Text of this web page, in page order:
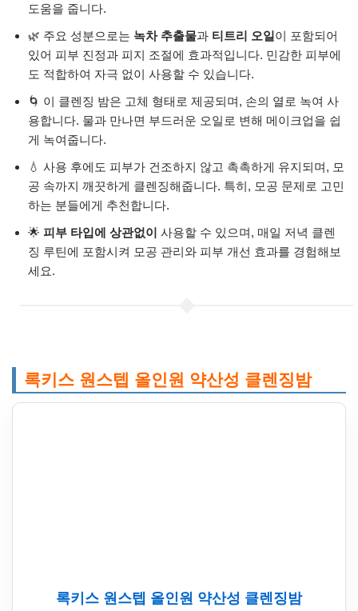
도움을 줍니다.
🌿 주요 성분으로는 녹차 추출물과 티트리 오일이 포함되어
있어 피부 진정과 피지 조절에 효과적입니다. 민감한 피부에
도 적합하여 자극 없이 사용할 수 있습니다.
🌀 이 클렌징 밤은 고체 형태로 제공되며, 손의 열로 녹여 사
용합니다. 물과 만나면 부드러운 오일로 변해 메이크업을 쉽
게 녹여줍니다.
💧 사용 후에도 피부가 건조하지 않고 촉촉하게 유지되며, 모
공 속까지 깨끗하게 클렌징해줍니다. 특히, 모공 문제로 고민
하는 분들에게 추천합니다.
🌟 피부 타입에 상관없이 사용할 수 있으며, 매일 저녁 클렌
징 루틴에 포함시켜 모공 관리와 피부 개선 효과를 경험해보
세요.
록키스 원스텝 올인원 약산성 클렌징밤
록키스 원스텝 올인원 약산성 클렌징밤